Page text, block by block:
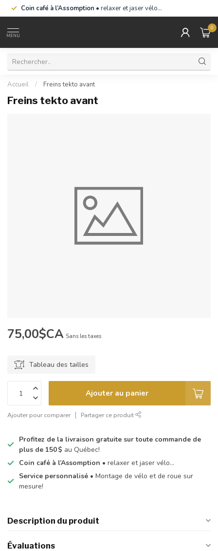
Coin café à l’Assomption • relaxer et jaser vélo…
MENU
0
Accueil / Freins tekto avant
Freins tekto avant
75,00$CA Sans les taxes
Tableau des tailles
Ajouter au panier
Ajouter pour comparer Partager ce produit
Profitez de la livraison gratuite sur toute commande de
plus de 150 $ au Québec!
Coin café à l’Assomption • relaxer et jaser vélo…
Service personnalisé • Montage de vélo et de roue sur
mesure!
Description du produit
Évaluations